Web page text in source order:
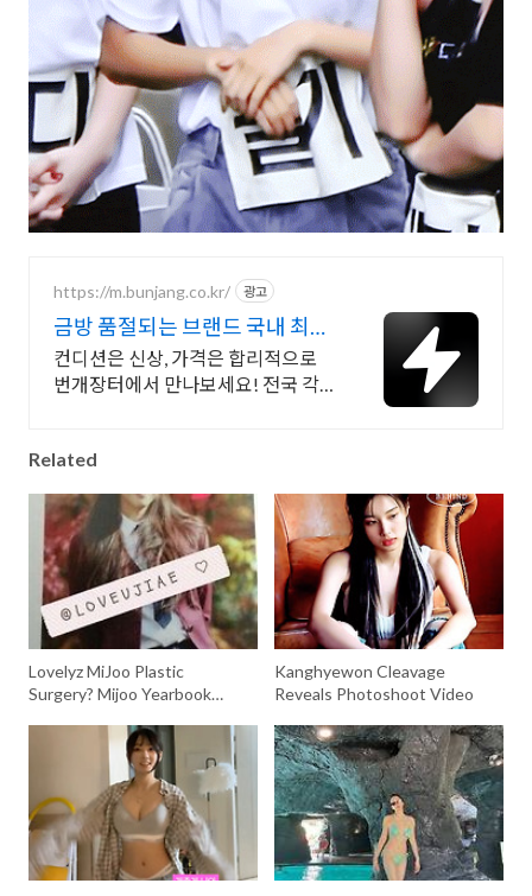
https://m.bunjang.co.kr/ 광고
금방 품절되는 브랜드 국내 최대
브랜드 중고거래
컨디션은 신상, 가격은 합리적으로
번개장터에서 만나보세요! 전국 각
드
Related
Lovelyz MiJoo Plastic
Surgery? Mijoo Yearbook
Kanghyewon Cleavage
Reveals Photoshoot Video